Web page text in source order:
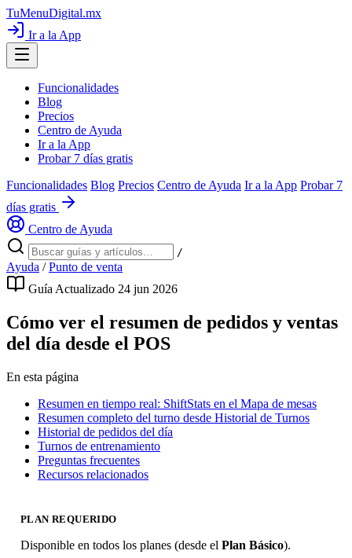
TuMenuDigital.mx
Ir a la App
Funcionalidades
Blog
Precios
Centro de Ayuda
Ir a la App
Probar 7 días gratis
Funcionalidades Blog Precios Centro de Ayuda Ir a la App Probar 7
días gratis
Centro de Ayuda
/
Ayuda / Punto de venta
Guía Actualizado 24 jun 2026
Cómo ver el resumen de pedidos y ventas
del día desde el POS
En esta página
Resumen en tiempo real: ShiftStats en el Mapa de mesas
Resumen completo del turno desde Historial de Turnos
Historial de pedidos del día
Turnos de entrenamiento
Preguntas frecuentes
Recursos relacionados
PLAN REQUERIDO
Disponible en todos los planes (desde el Plan Básico).